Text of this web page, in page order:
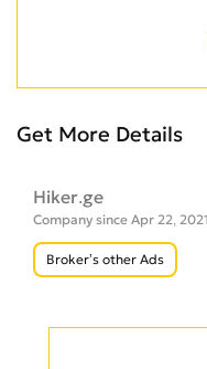
Get More Details
Hiker.ge
Company since Apr 22, 2021
Broker’s other Ads